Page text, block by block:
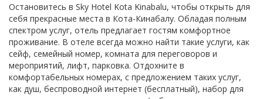
Остановитесь в Sky Hotel Kota Kinabalu, чтобы открыть для
себя прекрасные места в Кота-Кинабалу. Обладая полным
спектром услуг, отель предлагает гостям комфортное
проживание. В отеле всегда можно найти такие услуги, как
сейф, семейный номер, комната для переговоров и
мероприятий, лифт, парковка. Отдохните в
комфортабельных номерах, с предложением таких услуг,
как душ, беспроводной интернет (бесплатный), набор для